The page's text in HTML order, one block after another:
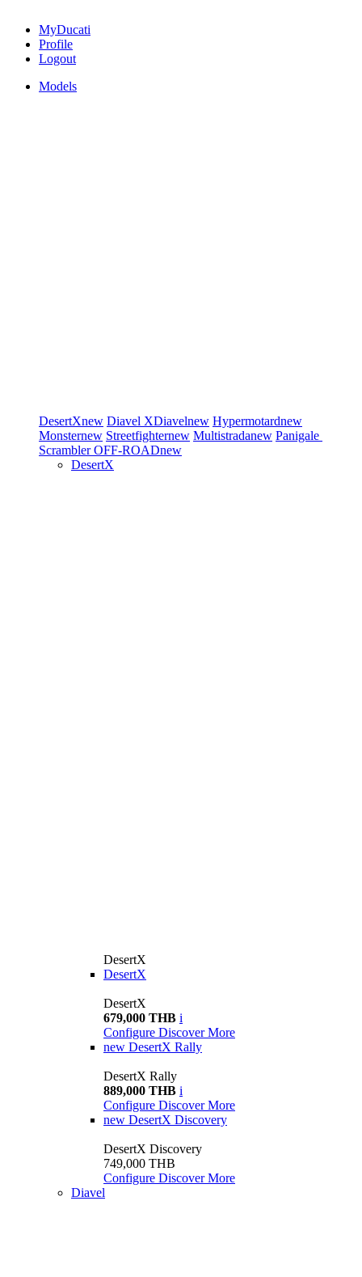
MyDucati
Profile
Logout
Models
DesertXnew Diavel XDiavelnew Hypermotardnew
Monsternew Streetfighternew Multistradanew Panigale
ScramblerOFF-ROADnew
DesertX
DesertX
DesertX
DesertX
679,000 THB i
Configure Discover More
new DesertX Rally
DesertX Rally
889,000 THB i
Configure Discover More
new DesertX Discovery
DesertX Discovery
749,000 THB
Configure Discover More
Diavel